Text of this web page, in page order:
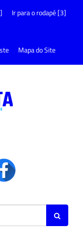
Ir para o rodapé [3]
Mapa do Site